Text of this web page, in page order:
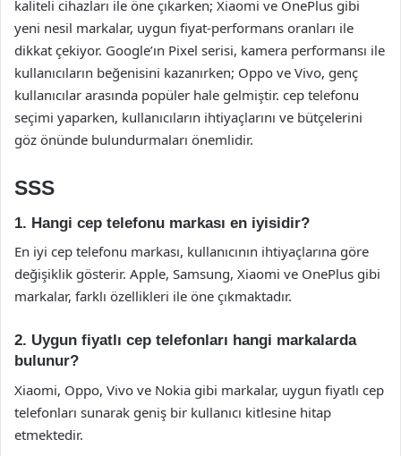
kaliteli cihazları ile öne çıkarken; Xiaomi ve OnePlus gibi
yeni nesil markalar, uygun fiyat-performans oranları ile
dikkat çekiyor. Google’ın Pixel serisi, kamera performansı ile
kullanıcıların beğenisini kazanırken; Oppo ve Vivo, genç
kullanıcılar arasında popüler hale gelmiştir. cep telefonu
seçimi yaparken, kullanıcıların ihtiyaçlarını ve bütçelerini
göz önünde bulundurmaları önemlidir.
SSS
1. Hangi cep telefonu markası en iyisidir?
En iyi cep telefonu markası, kullanıcının ihtiyaçlarına göre
değişiklik gösterir. Apple, Samsung, Xiaomi ve OnePlus gibi
markalar, farklı özellikleri ile öne çıkmaktadır.
2. Uygun fiyatlı cep telefonları hangi markalarda
bulunur?
Xiaomi, Oppo, Vivo ve Nokia gibi markalar, uygun fiyatlı cep
telefonları sunarak geniş bir kullanıcı kitlesine hitap
etmektedir.